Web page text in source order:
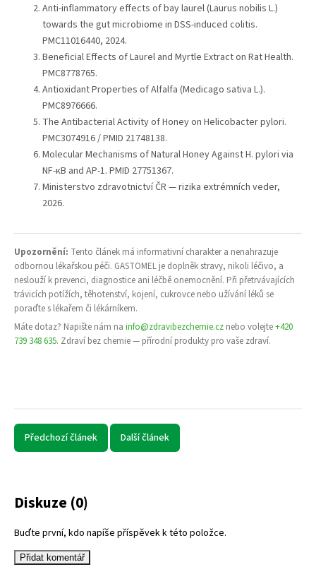
Anti-inflammatory effects of bay laurel (Laurus nobilis L.)
towards the gut microbiome in DSS-induced colitis.
PMC11016440, 2024.
Beneficial Effects of Laurel and Myrtle Extract on Rat Health.
PMC8778765.
Antioxidant Properties of Alfalfa (Medicago sativa L.).
PMC8976666.
The Antibacterial Activity of Honey on Helicobacter pylori.
PMC3074916 / PMID 21748138.
Molecular Mechanisms of Natural Honey Against H. pylori via
NF-κB and AP-1. PMID 27751367.
Ministerstvo zdravotnictví ČR — rizika extrémních veder,
2026.
Upozornění: Tento článek má informativní charakter a nenahrazuje
odbornou lékařskou péči. GASTOMEL je doplněk stravy, nikoli léčivo, a
neslouží k prevenci, diagnostice ani léčbě onemocnění. Při přetrvávajících
trávicích potížích, těhotenství, kojení, cukrovce nebo užívání léků se
poraďte s lékařem či lékárníkem.
Máte dotaz? Napište nám na info@zdravibezchemie.cz nebo volejte+420
739 348 635. Zdraví bez chemie — přírodní produkty pro vaše zdraví.
Předchozí článek Další článek
Diskuze (0)
Buďte první, kdo napíše příspěvek k této položce.
Přidat komentář